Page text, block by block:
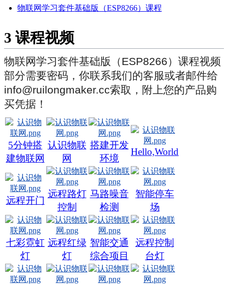
物联网学习套件基础版（ESP8266）课程
3 课程视频
物联网学习套件基础版（ESP8266）课程视频
部分需要密码，你联系我们的客服或者邮件给
info@ruilongmaker.cc索取，附上您的产品购
买凭据！
5分钟搭
建物联网
认识物联
网
搭建开发
环境
Hello,World
远程开门
远程路灯
控制
马路噪音
检测
智能停车
场
七彩霓虹
灯
远程红绿
灯
智能交通
综合项目
远程控制
台灯